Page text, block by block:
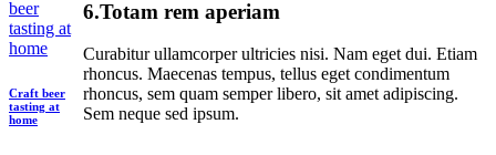
Craft beer
tasting at
home
6.Totam rem aperiam
Curabitur ullamcorper ultricies nisi. Nam eget dui. Etiam
rhoncus. Maecenas tempus, tellus eget condimentum
rhoncus, sem quam semper libero, sit amet adipiscing.
Sem neque sed ipsum.